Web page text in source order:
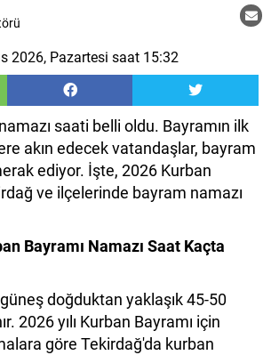
2026, Pazartesi saat 15:32
saati belli oldu. Bayramın ilk
akın edecek vatandaşlar, bayram
ediyor. İşte, 2026 Kurban
ve ilçelerinde bayram namazı
Bayramı Namazı Saat Kaçta
doğduktan yaklaşık 45-50
2026 yılı Kurban Bayramı için
göre Tekirdağ'da kurban